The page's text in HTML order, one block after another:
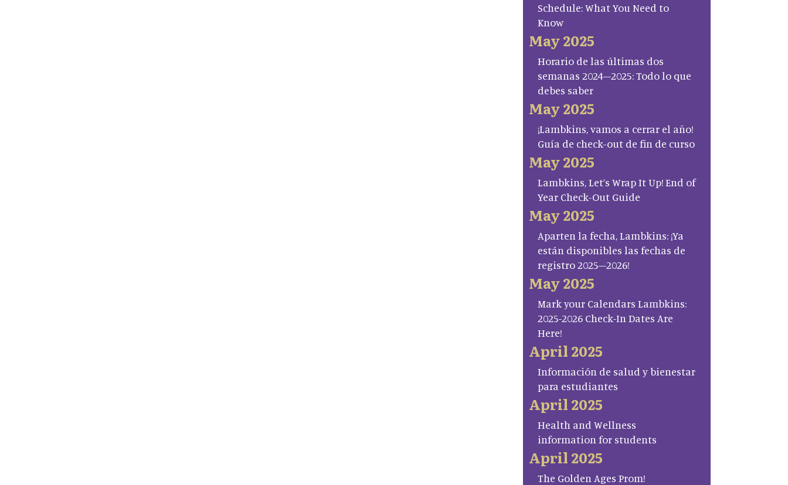
Schedule: What You Need to
Know
May 2025
Horario de las últimas dos
semanas 2024–2025: Todo lo que
debes saber
May 2025
¡Lambkins, vamos a cerrar el año!
Guía de check-out de fin de curso
May 2025
Lambkins, Let’s Wrap It Up! End of
Year Check-Out Guide
May 2025
Aparten la fecha, Lambkins: ¡Ya
están disponibles las fechas de
registro 2025–2026!
May 2025
Mark your Calendars Lambkins:
2025-2026 Check-In Dates Are
Here!
April 2025
Información de salud y bienestar
para estudiantes
April 2025
Health and Wellness
information for students
April 2025
The Golden Ages Prom!